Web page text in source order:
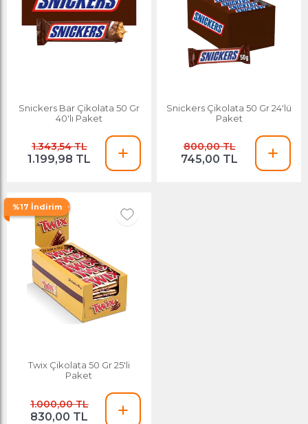
Snickers Bar Çikolata 50 Gr
40'lı Paket
1.343,54 TL
1.199,98 TL
Snickers Çikolata 50 Gr 24'lü
Paket
800,00 TL
745,00 TL
%17 İndirim
Twix Çikolata 50 Gr 25'li
Paket
1.000,00 TL
830,00 TL